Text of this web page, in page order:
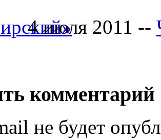
4 июля 2011 --
комментарий
не будет